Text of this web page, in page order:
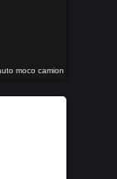
moco camion